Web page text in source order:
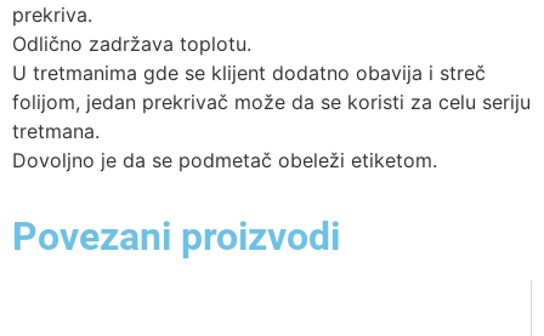
prekriva.
Odlično zadržava toplotu.
U tretmanima gde se klijent dodatno obavija i streč
folijom, jedan prekrivač može da se koristi za celu seriju
tretmana.
Dovoljno je da se podmetač obeleži etiketom.
Povezani proizvodi